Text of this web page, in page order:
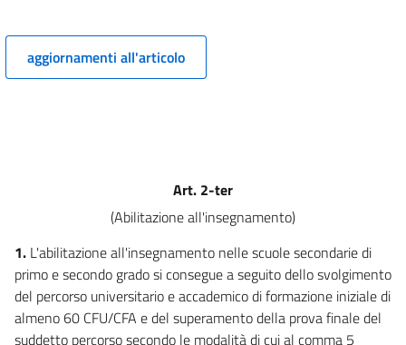
8
Capo IV
Docenti e insegnanti tecnico-pratici delle scuole paritarie
15
16
aggiornamenti all'articolo
Art. 2-ter
(Abilitazione all'insegnamento)
1. L'abilitazione all'insegnamento nelle scuole secondarie di
primo e secondo grado si consegue a seguito dello svolgimento
del percorso universitario e accademico di formazione iniziale di
almeno 60 CFU/CFA e del superamento della prova finale del
suddetto percorso secondo le modalità di cui al comma 5